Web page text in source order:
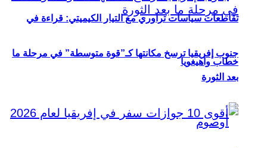
تقاطعات سياسات تراوري مع التيار الكيميتي: قراءة في
خطاب واهيغويا
جنوب إفريقيا ترسخ مكانتها كـ”قوة متوسطة” في مرحلة ما
بعد الثورة